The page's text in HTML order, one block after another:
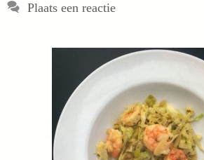
Plaats een reactie